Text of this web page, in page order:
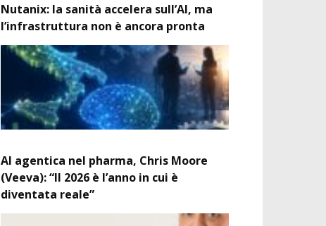
Nutanix: la sanità accelera sull’AI, ma
l’infrastruttura non è ancora pronta
AI agentica nel pharma, Chris Moore
(Veeva): “Il 2026 è l’anno in cui è
diventata reale”